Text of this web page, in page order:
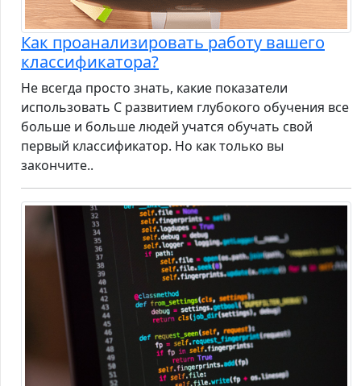
Как проанализировать работу вашего
классификатора?
Не всегда просто знать, какие показатели
использовать С развитием глубокого обучения все
больше и больше людей учатся обучать свой
первый классификатор. Но как только вы
закончите..